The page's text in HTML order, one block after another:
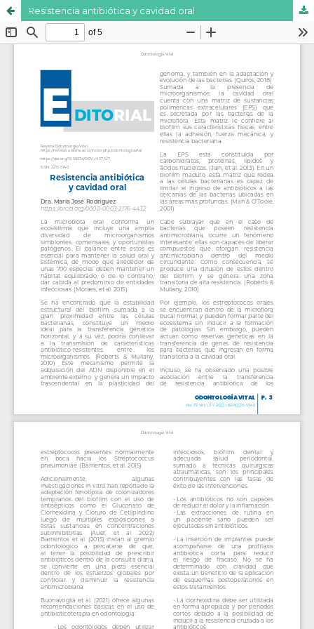
Resistencia antibiótica y cavidad oral